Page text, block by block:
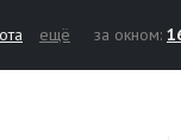
ещё за окном: